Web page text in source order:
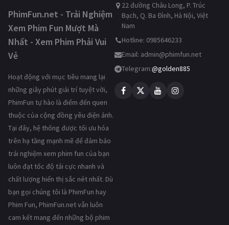
PhimFun.net - Trải Nghiệm
Xem Phim Fun Mượt Mà
Nhất - Xem Phim Phải Vui
Vẻ
Hoạt động với mục tiêu mang lại
những giây phút giải trí tuyệt vời,
PhimFun tự hào là điểm đến quen
thuộc của cộng đồng yêu điện ảnh.
Tại đây, hệ thống được tối ưu hóa
trên hạ tầng mạnh mẽ để đảm bảo
trải nghiệm xem phim fun của bạn
luôn đạt tốc độ tải cực nhanh và
chất lượng hiển thị sắc nét nhất. Dù
bạn gọi chúng tôi là PhimFun hay
Phim Fun, PhimFun.net vẫn luôn
cam kết mang đến những bộ phim
22 đường Châu Long, P. Trúc
Bạch, Q. Ba Đình, Hà Nội, Việt
Nam
Hotline: 0985646233
Email: admin@phimfun.net
Telegram:@golden885